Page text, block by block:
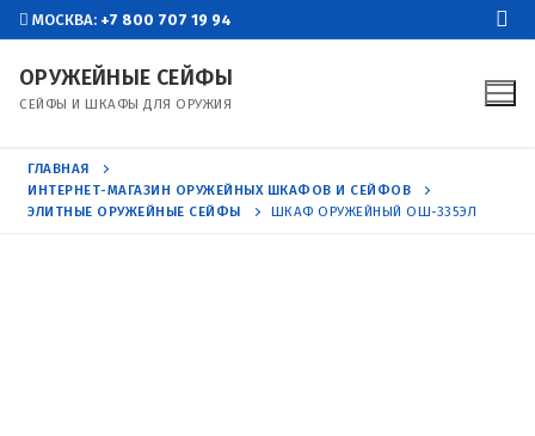
Перейти
содержимому
МОСКВА: +7 800 707 19 94
ОРУЖЕЙНЫЕ СЕЙФЫ
СЕЙФЫ И ШКАФЫ ДЛЯ ОРУЖИЯ
ГЛАВНАЯ
ИНТЕРНЕТ-МАГАЗИН ОРУЖЕЙНЫХ ШКАФОВ И СЕЙФОВ
ЭЛИТНЫЕ ОРУЖЕЙНЫЕ СЕЙФЫ
ШКАФ ОРУЖЕЙНЫЙ ОШ-335ЭЛ